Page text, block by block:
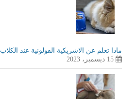
ماذا تعلم عن الاشريكية القولونية عند الكلاب
15 ديسمبر، 2023